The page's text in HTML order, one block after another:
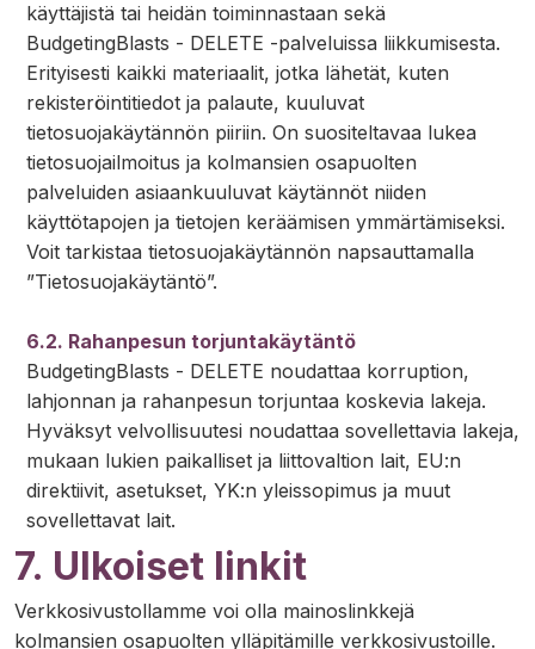
käyttäjistä tai heidän toiminnastaan sekä
BudgetingBlasts - DELETE -palveluissa liikkumisesta.
Erityisesti kaikki materiaalit, jotka lähetät, kuten
rekisteröintitiedot ja palaute, kuuluvat
tietosuojakäytännön piiriin. On suositeltavaa lukea
tietosuojailmoitus ja kolmansien osapuolten
palveluiden asiaankuuluvat käytännöt niiden
käyttötapojen ja tietojen keräämisen ymmärtämiseksi.
Voit tarkistaa tietosuojakäytännön napsauttamalla
”Tietosuojakäytäntö”.
6.2. Rahanpesun torjuntakäytäntö
BudgetingBlasts - DELETE noudattaa korruption,
lahjonnan ja rahanpesun torjuntaa koskevia lakeja.
Hyväksyt velvollisuutesi noudattaa sovellettavia lakeja,
mukaan lukien paikalliset ja liittovaltion lait, EU:n
direktiivit, asetukset, YK:n yleissopimus ja muut
sovellettavat lait.
7. Ulkoiset linkit
Verkkosivustollamme voi olla mainoslinkkejä
kolmansien osapuolten ylläpitämille verkkosivustoille.